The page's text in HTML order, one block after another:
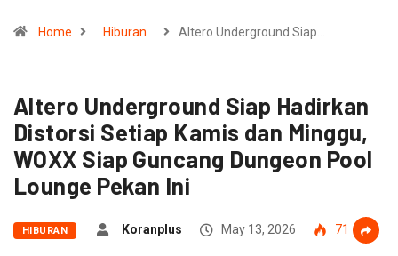
Home Hiburan Altero Underground Siap…
Altero Underground Siap Hadirkan
Distorsi Setiap Kamis dan Minggu,
WOXX Siap Guncang Dungeon Pool
Lounge Pekan Ini
HIBURAN Koranplus May 13, 2026 71